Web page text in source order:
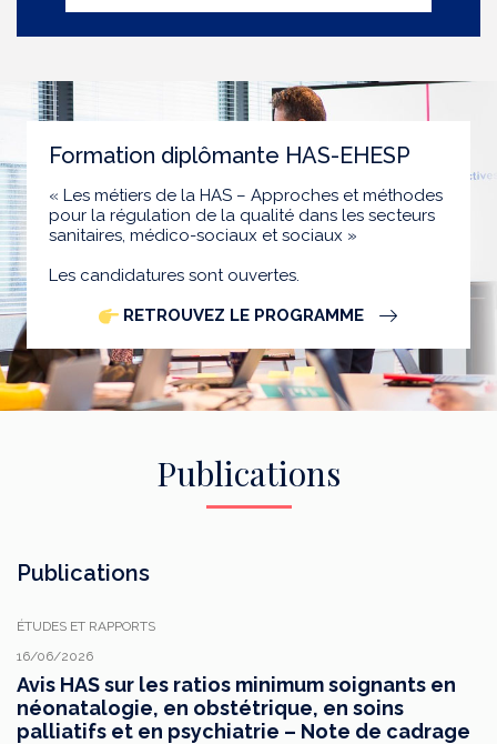
Formation diplômante HAS-EHESP
« Les métiers de la HAS – Approches et méthodes
pour la régulation de la qualité dans les secteurs
sanitaires, médico-sociaux et sociaux »
Les candidatures sont ouvertes.
RETROUVEZ LE PROGRAMME
Publications
Publications
ÉTUDES ET RAPPORTS
16/06/2026
Avis HAS sur les ratios minimum soignants en
néonatalogie, en obstétrique, en soins
palliatifs et en psychiatrie – Note de cadrage